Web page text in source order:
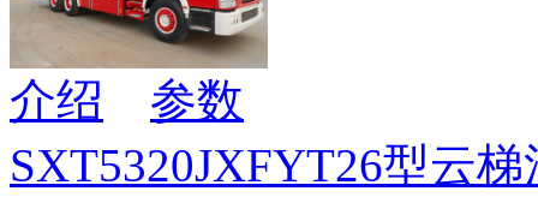
介绍
参数
SXT5320JXFYT26型云